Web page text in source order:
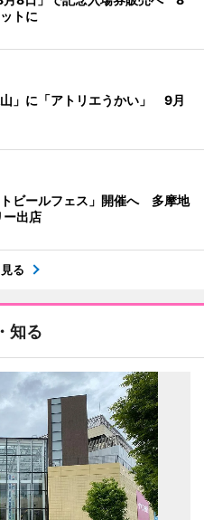
トに
山」に「アトリエうかい」 9月
ビールフェス」開催へ 多摩地
出店
る
知る